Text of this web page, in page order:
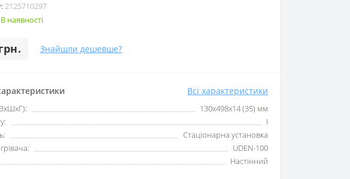
2125710297
В наявності
Знайшли дешевше?
Всі характеристики
130х498х14 (35) мм
I
Стаціонарна установка
UDEN-100
Настінний